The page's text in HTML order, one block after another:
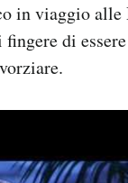
in viaggio alle
fingere di